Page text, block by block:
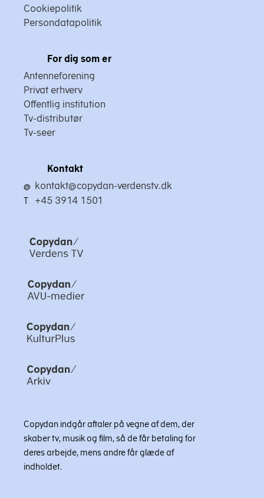
Cookiepolitik
Persondatapolitik
For dig som er
Antenneforening
Privat erhverv
Offentlig institution
Tv-distributør
Tv-seer
Kontakt
@ kontakt@copydan-verdenstv.dk
T +45 3914 1501
Copydan indgår aftaler på vegne af dem, der
skaber tv, musik og film, så de får betaling for
deres arbejde, mens andre får glæde af
indholdet.